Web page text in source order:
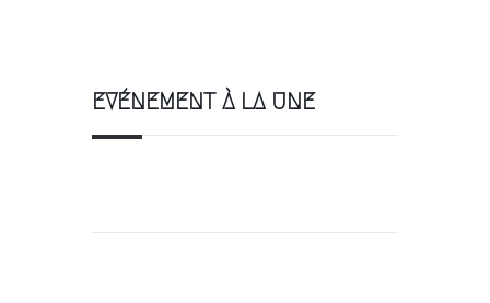
EVÉNEMENT À LA UNE